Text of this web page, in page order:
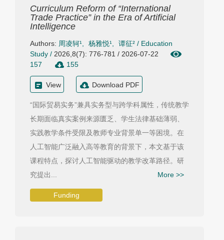
Curriculum Reform of “International
Trade Practice” in the Era of Artificial
Intelligence
Authors: 周凌轲¹ 杨雅悦¹, 谭征²/ Education
Study / 2026,8(7): 776-781 / 2026-07-22
157
155
View Download PDF
“国际贸易实务”兼具实务型与跨学科属性，传统教学
长期面临真实案例来源匮乏、学生法律基础薄弱、
实践教学条件受限及教师专业背景单一等困境。在
人工智能广泛融入高等教育的背景下，本文基于该
课程特点，探讨人工智能驱动的教学改革路径。研
究提出...
More >>
Funding